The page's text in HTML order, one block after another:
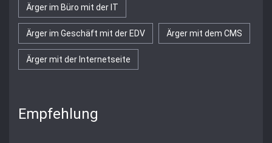
Ärger im Büro mit der IT
Ärger im Geschäft mit der EDV Ärger mit dem CMS
Ärger mit der Internetseite
Empfehlung